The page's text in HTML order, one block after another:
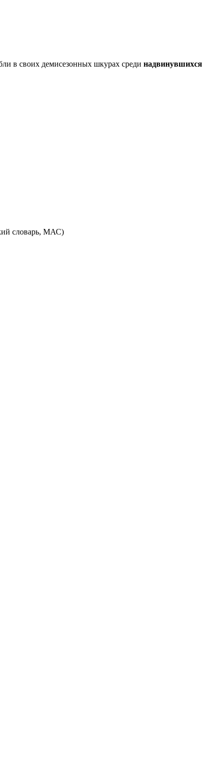
в своих демисезонных шкурах среди надвинувшихся
словарь, МАС)